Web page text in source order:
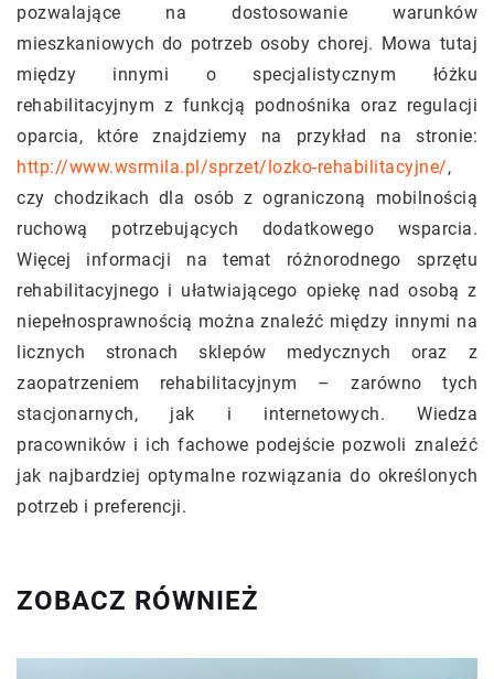
pozwalające na dostosowanie warunków
mieszkaniowych do potrzeb osoby chorej. Mowa tutaj
między innymi o specjalistycznym łóżku
rehabilitacyjnym z funkcją podnośnika oraz regulacji
oparcia, które znajdziemy na przykład na stronie:
http://www.wsrmila.pl/sprzet/lozko-rehabilitacyjne/,
czy chodzikach dla osób z ograniczoną mobilnością
ruchową potrzebujących dodatkowego wsparcia.
Więcej informacji na temat różnorodnego sprzętu
rehabilitacyjnego i ułatwiającego opiekę nad osobą z
niepełnosprawnością można znaleźć między innymi na
licznych stronach sklepów medycznych oraz z
zaopatrzeniem rehabilitacyjnym – zarówno tych
stacjonarnych, jak i internetowych. Wiedza
pracowników i ich fachowe podejście pozwoli znaleźć
jak najbardziej optymalne rozwiązania do określonych
potrzeb i preferencji.
ZOBACZ RÓWNIEŻ